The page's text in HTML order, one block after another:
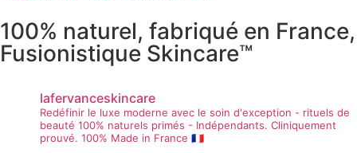
100% naturel, fabriqué en France,
Fusionistique Skincare™
lafervanceskincare
Redéfinir le luxe moderne avec le soin d'exception - rituels de
beauté 100% naturels primés - Indépendants. Cliniquement
prouvé. 100% Made in France 🇫🇷